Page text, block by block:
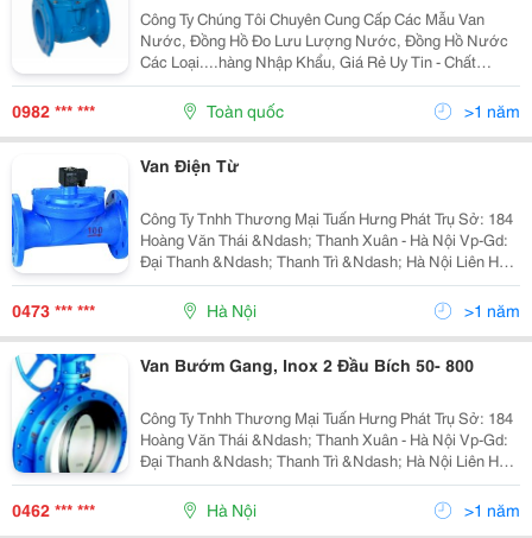
Công Ty Chúng Tôi Chuyên Cung Cấp Các Mẫu Van
Nước, Đồng Hồ Đo Lưu Lượng Nước, Đồng Hồ Nước
Các Loại....hàng Nhập Khẩu, Giá Rẻ Uy Tin - Chất
Lượng Đã Làm Nên Thương Hiệu Valve Quang Năng
Hotline: 0982 644 703 - 0938 069 055 - Hotline: 028
0982 *** *** Toàn quốc >1 năm
Van Điện Từ
Công Ty Tnhh Thương Mại Tuấn Hưng Phát Trụ Sở: 184
Hoàng Văn Thái &Ndash; Thanh Xuân - Hà Nội Vp-Gd:
Đại Thanh &Ndash; Thanh Trì &Ndash; Hà Nội Liên Hệ:
Mr Tuấn - Phòng Kinh Doanh
0473 *** *** Hà Nội >1 năm
Van Bướm Gang, Inox 2 Đầu Bích 50- 800
Công Ty Tnhh Thương Mại Tuấn Hưng Phát Trụ Sở: 184
Hoàng Văn Thái &Ndash; Thanh Xuân - Hà Nội Vp-Gd:
Đại Thanh &Ndash; Thanh Trì &Ndash; Hà Nội Liên Hệ:
Mr Tuấn - Phòng Kinh Doanh
0462 *** *** Hà Nội >1 năm